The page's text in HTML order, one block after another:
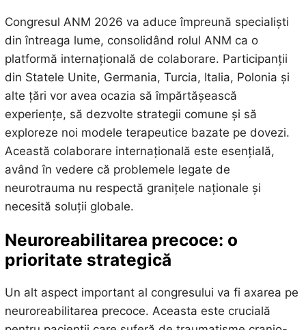
Congresul ANM 2026 va aduce împreună specialiști
din întreaga lume, consolidând rolul ANM ca o
platformă internațională de colaborare. Participanții
din Statele Unite, Germania, Turcia, Italia, Polonia și
alte țări vor avea ocazia să împărtășească
experiențe, să dezvolte strategii comune și să
exploreze noi modele terapeutice bazate pe dovezi.
Această colaborare internațională este esențială,
având în vedere că problemele legate de
neurotrauma nu respectă granițele naționale și
necesită soluții globale.
Neuroreabilitarea precoce: o
prioritate strategică
Un alt aspect important al congresului va fi axarea pe
neuroreabilitarea precoce. Aceasta este crucială